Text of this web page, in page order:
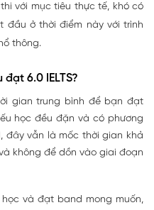
với mục tiêu thực tế, khó có
đầu ở thời điểm này với trình
thông.
6.0 IELTS?
gian trung bình để bạn đạt
học đều đặn và có phương
đây vẫn là mốc thời gian khả
không để dồn vào giai đoạn
và đạt band mong muốn,